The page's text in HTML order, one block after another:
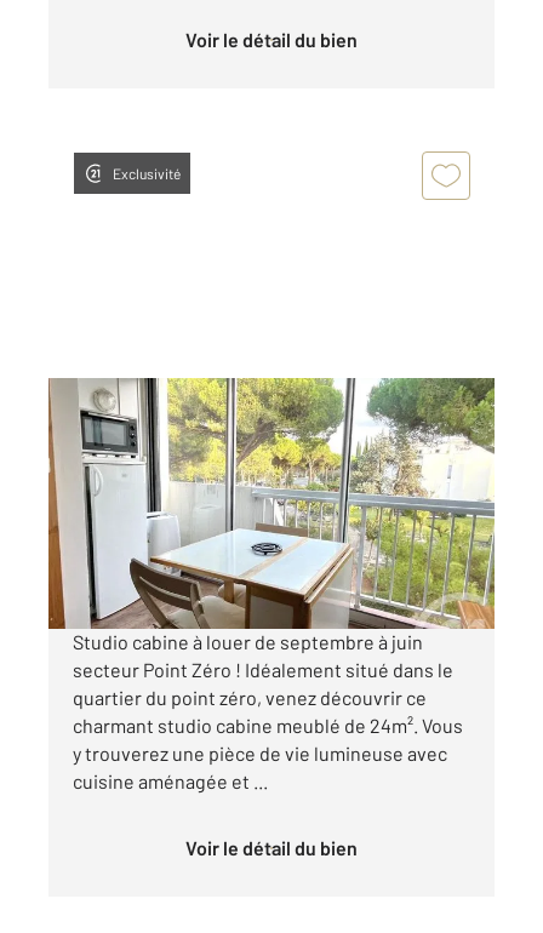
Voir le détail du bien
Exclusivité
LA GRANDE MOTTE 34
24,15 m2 , 1 pièce
Ref : 51895
Appartement Studio Cabine à louer
450 €
par mois charges comprises
Studio cabine à louer de septembre à juin
secteur Point Zéro ! Idéalement situé dans le
quartier du point zéro, venez découvrir ce
charmant studio cabine meublé de 24m². Vous
y trouverez une pièce de vie lumineuse avec
cuisine aménagée et ...
Voir le détail du bien